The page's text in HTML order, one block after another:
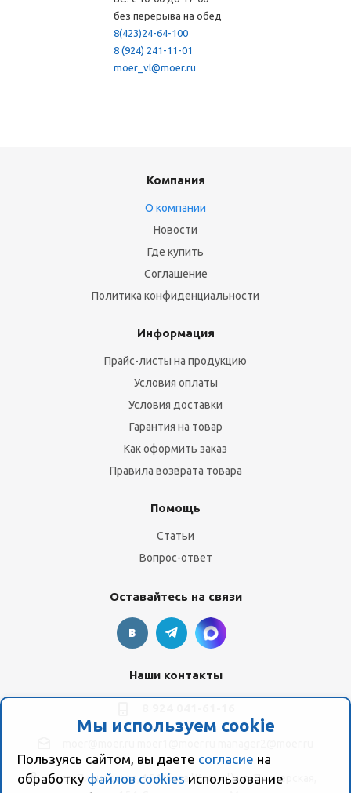
без перерыва на обед
8(423)24-64-100
8 (924) 241-11-01
moer_vl@moer.ru
Мы используем cookie
Пользуясь сайтом, вы даете согласие на
обработку файлов cookies использование
Компания
О компании
Новости
Где купить
Соглашение
Политика конфиденциальности
Информация
Прайс-листы на продукцию
Условия оплаты
Условия доставки
Гарантия на товар
Как оформить заказ
Правила возврата товара
Помощь
Статьи
Вопрос-ответ
Оставайтесь на связи
Наши контакты
ул. Пионерская, 154 (база "Космо") ул. Пионерская,